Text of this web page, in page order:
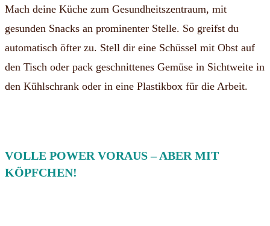
Mach deine Küche zum Gesundheitszentraum, mit
gesunden Snacks an prominenter Stelle. So greifst du
automatisch öfter zu. Stell dir eine Schüssel mit Obst auf
den Tisch oder pack geschnittenes Gemüse in Sichtweite in
den Kühlschrank oder in eine Plastikbox für die Arbeit.
VOLLE POWER VORAUS – ABER MIT
KÖPFCHEN!